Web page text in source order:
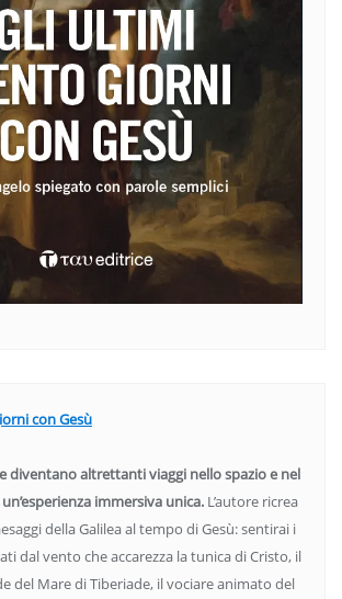
con Gesù
diventano altrettanti viaggi nello spazio e nel
immersiva unica. L’autore ricrea
della Galilea al tempo di Gesù: sentirai i
dal vento che accarezza la tunica di Cristo, il
del Mare di Tiberiade, il vociare animato del